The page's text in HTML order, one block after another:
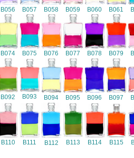
B056 B057 B058 B059 B060 B061
B074 B075 B076 B077 B078 B079
B092 B093 B094 B095 B096 B097
B110 B111 B112 B113 B114 B115